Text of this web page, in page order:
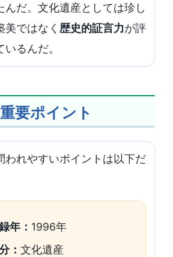
んだ。文化遺産としては珍し
美ではなく 歴史的証言力が評
るんだ。
要ポイント
われやすいポイントは以下だ
年： 1996年
： 文化遺産